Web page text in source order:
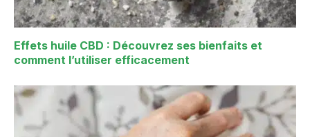
Effets huile CBD : Découvrez ses bienfaits et
comment l’utiliser efficacement